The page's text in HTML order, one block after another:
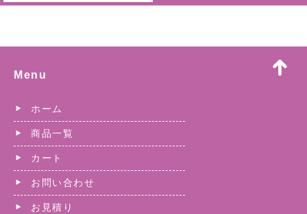
Menu
ホーム
商品一覧
カート
お問い合わせ
お見積り